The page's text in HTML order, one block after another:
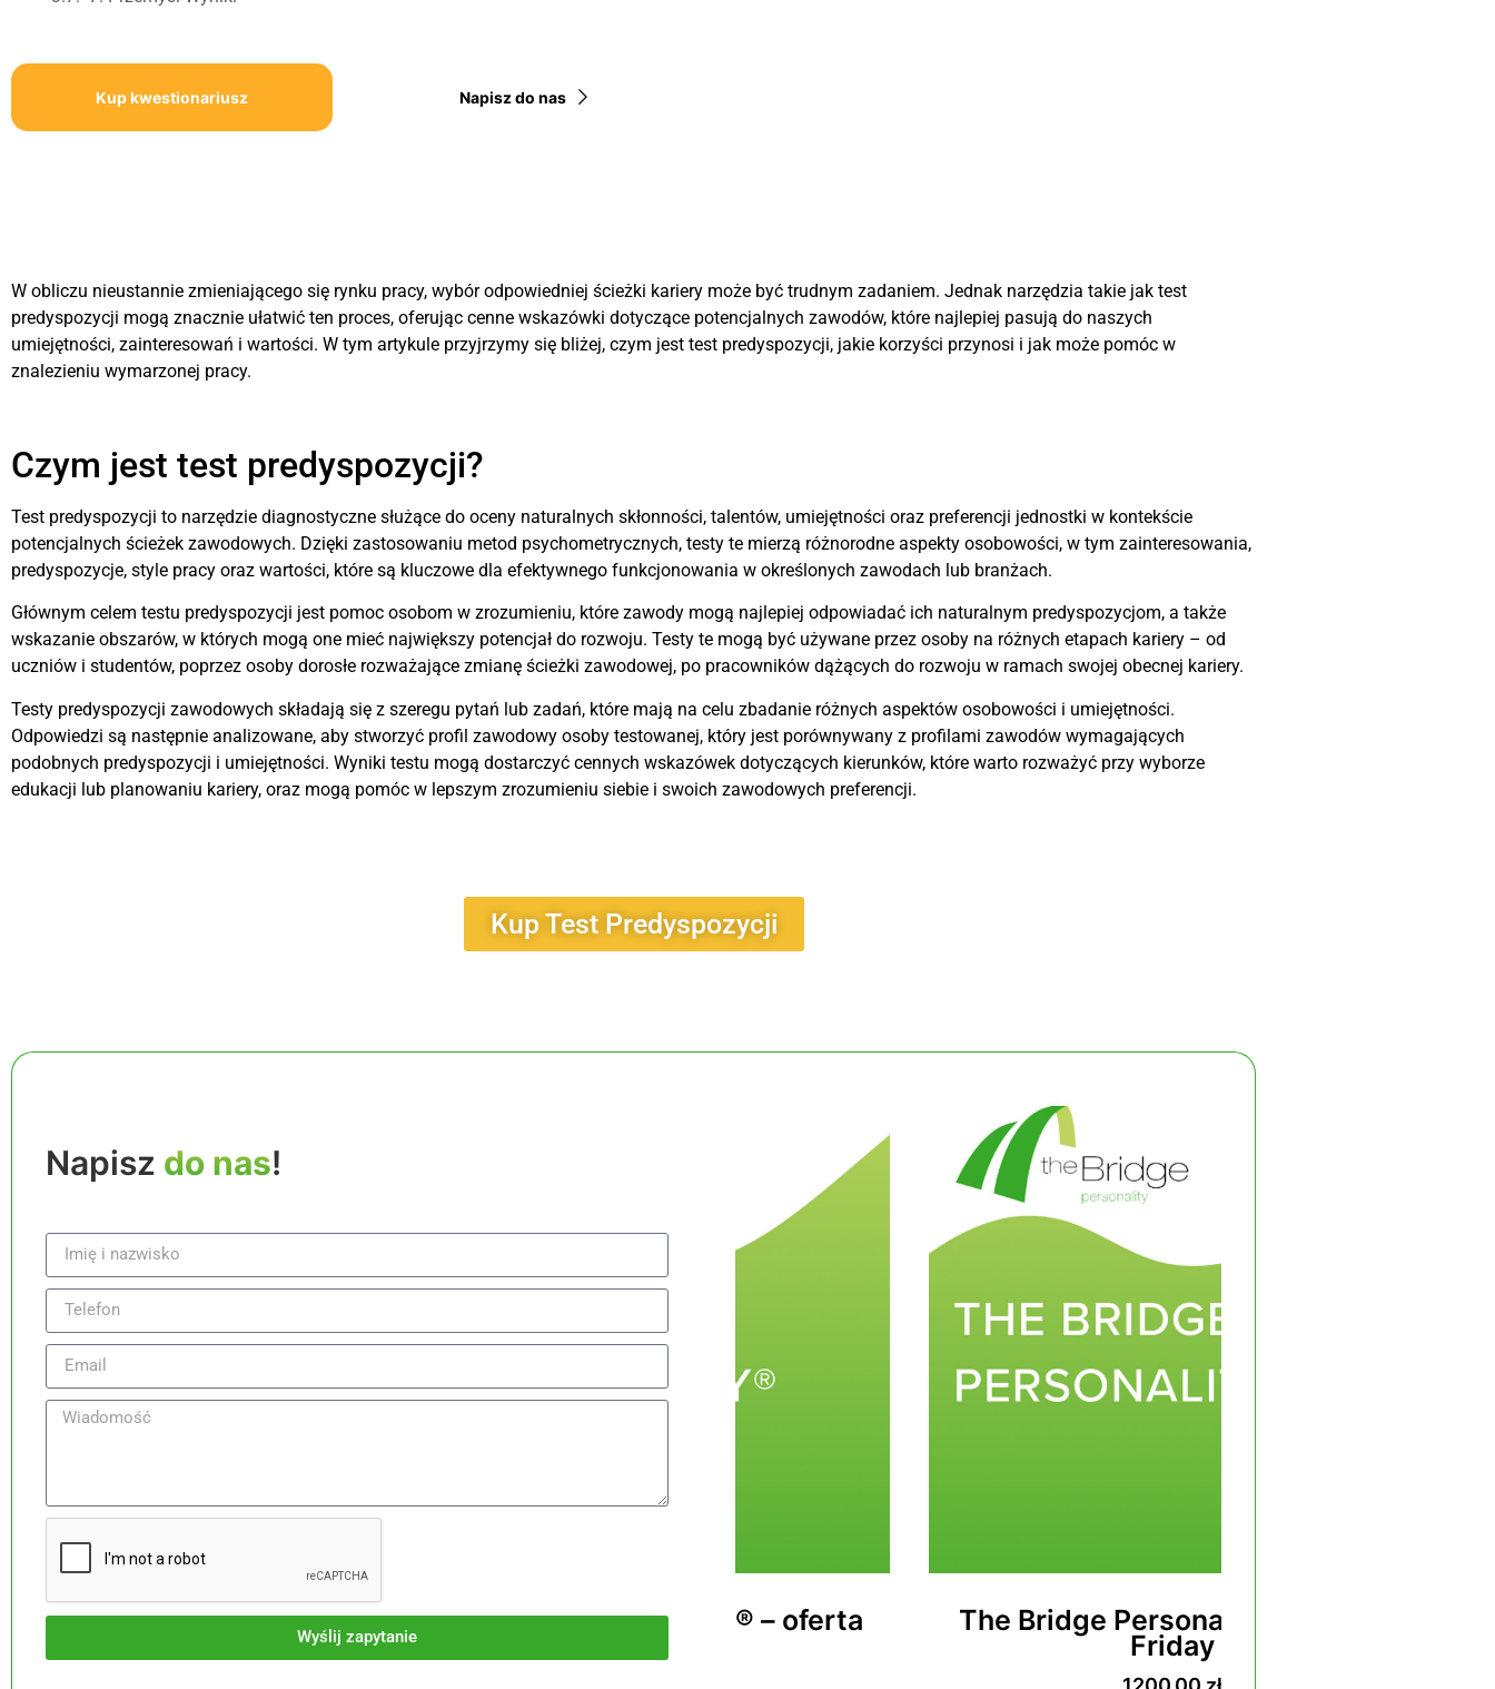
Kup kwestionariusz Napisz do nas
W obliczu nieustannie zmieniającego się rynku pracy, wybór odpowiedniej ścieżki kariery może być trudnym zadaniem. Jednak narzędzia takie jak test
predyspozycji mogą znacznie ułatwić ten proces, oferując cenne wskazówki dotyczące potencjalnych zawodów, które najlepiej pasują do naszych
umiejętności, zainteresowań i wartości. W tym artykule przyjrzymy się bliżej, czym jest test predyspozycji, jakie korzyści przynosi i jak może pomóc w
znalezieniu wymarzonej pracy.
Czym jest test predyspozycji?
Test predyspozycji to narzędzie diagnostyczne służące do oceny naturalnych skłonności, talentów, umiejętności oraz preferencji jednostki w kontekście
potencjalnych ścieżek zawodowych. Dzięki zastosowaniu metod psychometrycznych, testy te mierzą różnorodne aspekty osobowości, w tym zainteresowania,
predyspozycje, style pracy oraz wartości, które są kluczowe dla efektywnego funkcjonowania w określonych zawodach lub branżach.
Głównym celem testu predyspozycji jest pomoc osobom w zrozumieniu, które zawody mogą najlepiej odpowiadać ich naturalnym predyspozycjom, a także
wskazanie obszarów, w których mogą one mieć największy potencjał do rozwoju. Testy te mogą być używane przez osoby na różnych etapach kariery – od
uczniów i studentów, poprzez osoby dorosłe rozważające zmianę ścieżki zawodowej, po pracowników dążących do rozwoju w ramach swojej obecnej kariery.
Testy predyspozycji zawodowych składają się z szeregu pytań lub zadań, które mają na celu zbadanie różnych aspektów osobowości i umiejętności.
Odpowiedzi są następnie analizowane, aby stworzyć profil zawodowy osoby testowanej, który jest porównywany z profilami zawodów wymagających
podobnych predyspozycji i umiejętności. Wyniki testu mogą dostarczyć cennych wskazówek dotyczących kierunków, które warto rozważyć przy wyborze
edukacji lub planowaniu kariery, oraz mogą pomóc w lepszym zrozumieniu siebie i swoich zawodowych preferencji.
Kup Test Predyspozycji
Napisz do nas!
Wyślij zapytanie
– Black The Bridge Personality® – oferta
LImitowana
The Bridge Personality® – Black